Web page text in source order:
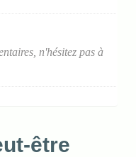
n'hésitez pas à
être